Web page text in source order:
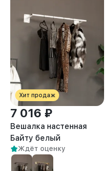
Хит продаж
7 016 ₽
Вешалка настенная
Байту белый
Ждёт оценку